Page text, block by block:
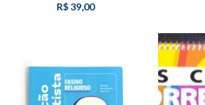
R$39,00